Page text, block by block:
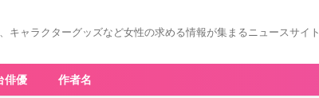
キャラクターグッズなど女性の求める情報が集まるニュースサイト
俳優 作者名